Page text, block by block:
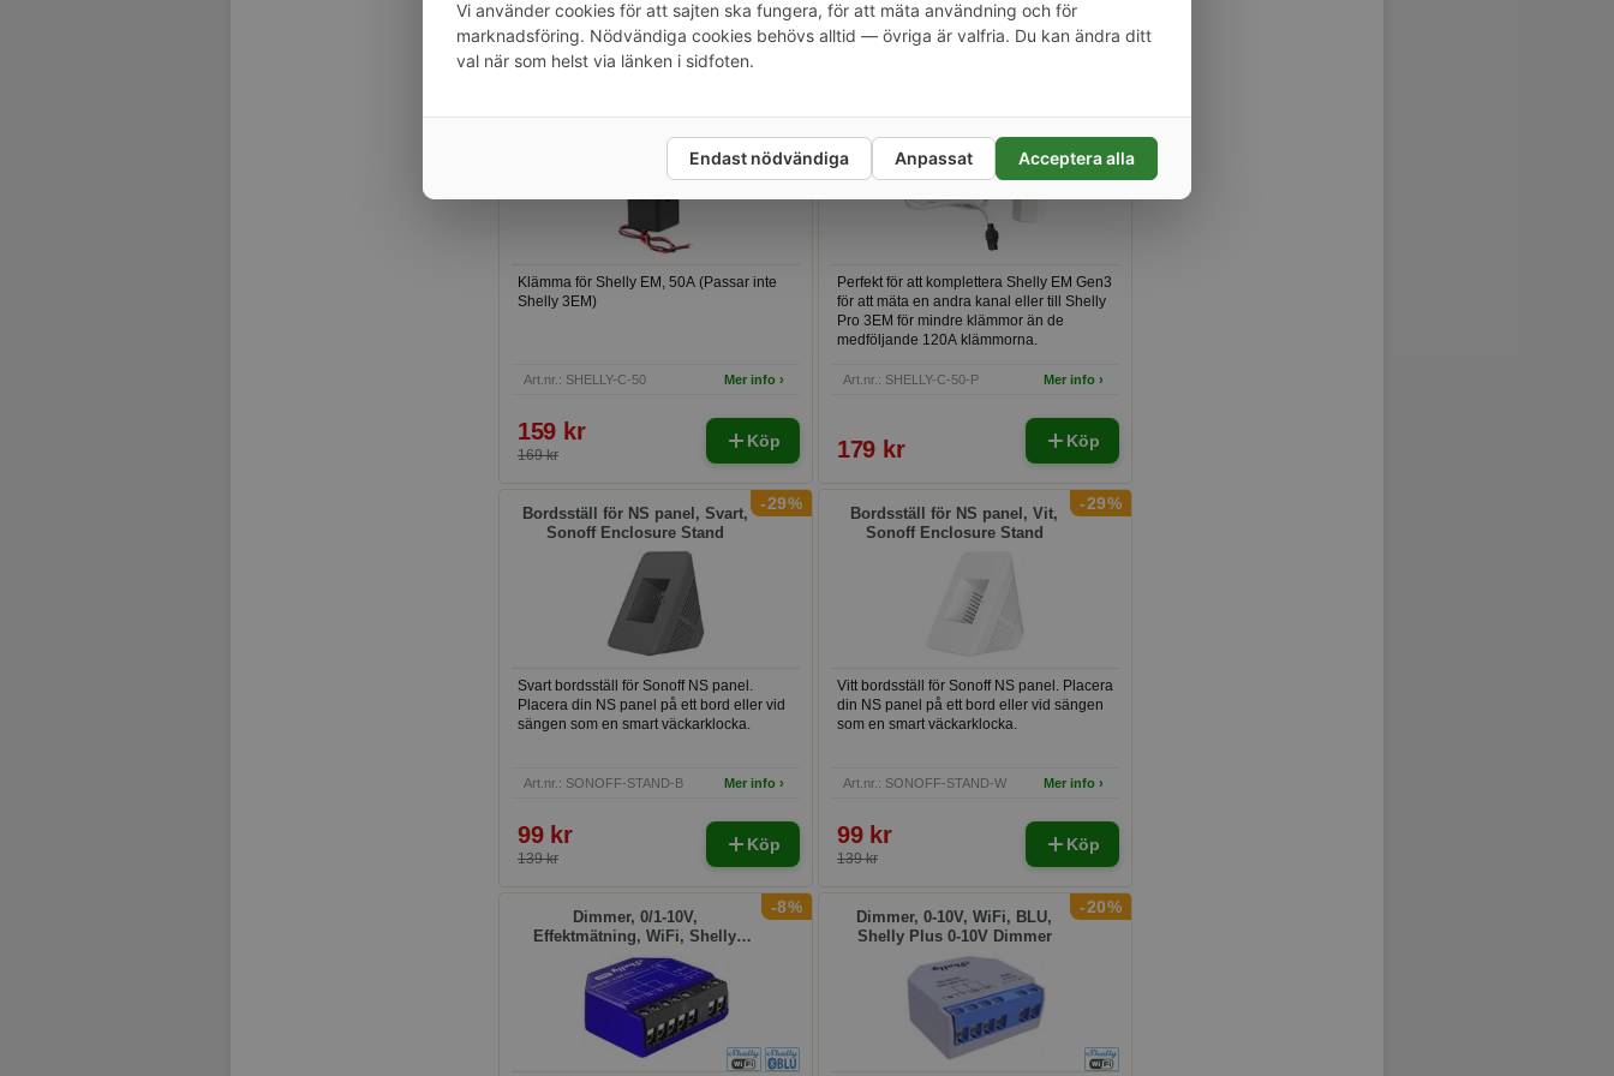
1 111 kr
1 295 kr
Köp 1 043 kr Köp
50A klämma för Shelly EM
Klämma för Shelly EM, 50A (Passar inte
Shelly 3EM)
Art.nr.: SHELLY-C-50 Mer info ›
159 kr
169 kr
Köp
Perfekt för att komplettera Shelly EM Gen3
för att mäta en andra kanal eller till Shelly
Pro 3EM för mindre klämmor än de
medföljande 120A klämmorna.
Art.nr.: SHELLY-C-50-P Mer info ›
179 kr Köp
-29%
Bordsställ för NS panel, Svart,
Sonoff Enclosure Stand
Svart bordsställ för Sonoff NS panel.
Placera din NS panel på ett bord eller vid
sängen som en smart väckarklocka.
Art.nr.: SONOFF-STAND-B Mer info ›
99 kr
139 kr
Köp
-29%
Bordsställ för NS panel, Vit,
Sonoff Enclosure Stand
Vitt bordsställ för Sonoff NS panel. Placera
din NS panel på ett bord eller vid sängen
som en smart väckarklocka.
Art.nr.: SONOFF-STAND-W Mer info ›
99 kr
139 kr
Köp
-8%
Dimmer, 0/1-10V,
Effektmätning, WiFi, Shelly
Plus G3 Dimmer 0/1-10V PM
-20%
Dimmer, 0-10V, WiFi, BLU,
Shelly Plus 0-10V Dimmer
Vi använder cookies för att sajten ska fungera, för att mäta användning och för
marknadsföring. Nödvändiga cookies behövs alltid — övriga är valfria. Du kan ändra ditt
val när som helst via länken i sidfoten.
Endast nödvändiga Anpassat Acceptera alla